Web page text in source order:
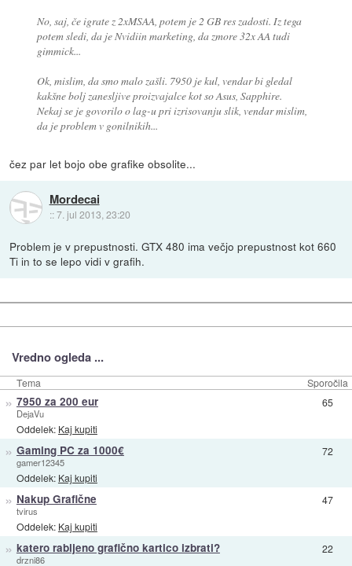
No, saj, če igrate z 2xMSAA, potem je 2 GB res zadosti. Iz tega
potem sledi, da je Nvidiin marketing, da zmore 32x AA tudi
gimmick...
Ok, mislim, da smo malo zašli. 7950 je kul, vendar bi gledal
kakšne bolj zanesljive proizvajalce kot so Asus, Sapphire.
Nekaj se je govorilo o lag-u pri izrisovanju slik, vendar mislim,
da je problem v gonilnikih...
čez par let bojo obe grafike obsolite...
Mordecai
::7. jul 2013, 23:20
Problem je v prepustnosti. GTX 480 ima večjo prepustnost kot 660
Ti in to se lepo vidi v grafih.
Vredno ogleda ...
Tema Sporočila
» 7950 za 200 eur
DejaVu
Oddelek: Kaj kupiti
65
» Gaming PC za 1000€
gamer12345
Oddelek: Kaj kupiti
72
» Nakup Grafične
tvirus
Oddelek: Kaj kupiti
47
» katero rabljeno grafično kartico izbrati?
drzni86
22